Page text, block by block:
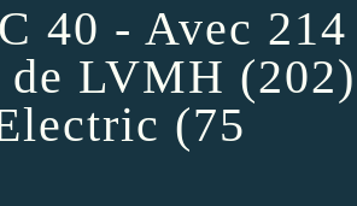
40 - Avec 214
de LVMH
(75